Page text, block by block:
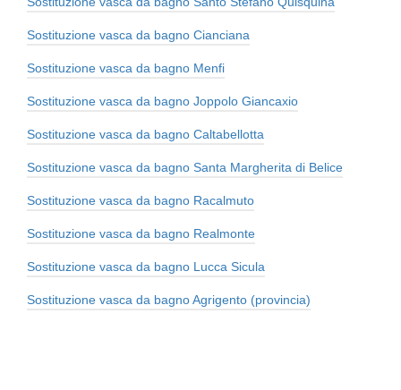
Sostituzione vasca da bagno Cianciana
Sostituzione vasca da bagno Menfi
Sostituzione vasca da bagno Joppolo Giancaxio
Sostituzione vasca da bagno Caltabellotta
Sostituzione vasca da bagno Santa Margherita di Belice
Sostituzione vasca da bagno Racalmuto
Sostituzione vasca da bagno Realmonte
Sostituzione vasca da bagno Lucca Sicula
Sostituzione vasca da bagno Agrigento (provincia)